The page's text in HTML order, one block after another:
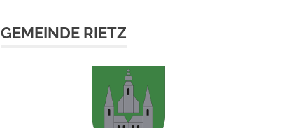
GEMEINDE RIETZ